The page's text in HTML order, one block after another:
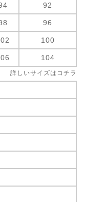
92
96
100
104
詳しいサイズは コチラ